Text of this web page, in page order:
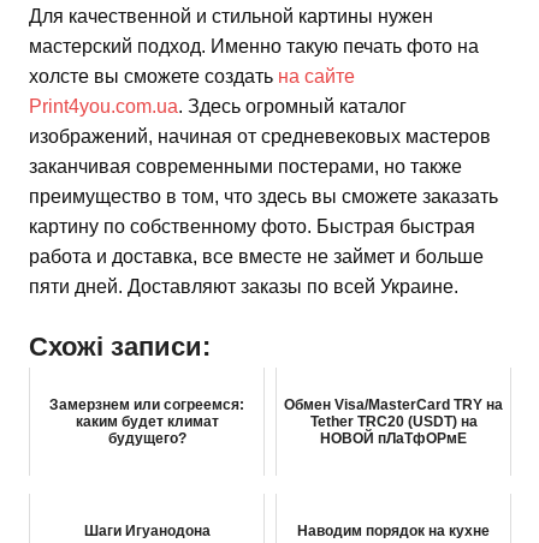
Для качественной и стильной картины нужен
мастерский подход. Именно такую печать фото на
холсте вы сможете создать на сайте
Print4you.com.ua. Здесь огромный каталог
изображений, начиная от средневековых мастеров
заканчивая современными постерами, но также
преимущество в том, что здесь вы сможете заказать
картину по собственному фото. Быстрая быстрая
работа и доставка, все вместе не займет и больше
пяти дней. Доставляют заказы по всей Украине.
Схожі записи:
Замерзнем или согреемся:
каким будет климат
будущего?
Обмен Visa/MasterCard TRY на
Tether TRC20 (USDT) на
НОВОЙ пЛаТфОРмЕ
Шаги Игуанодона Наводим порядок на кухне